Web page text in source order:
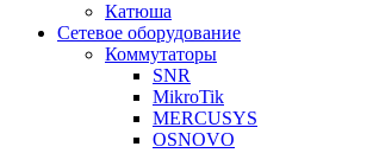
Катюша
Сетевое оборудование
Коммутаторы
SNR
MikroTik
MERCUSYS
OSNOVO